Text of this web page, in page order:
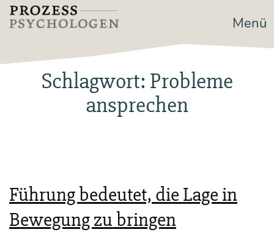
Zum
Inhalt
Prozesspsychologen Menü
Schlagwort: Probleme
ansprechen
Führung bedeutet, die Lage in
Bewegung zu bringen